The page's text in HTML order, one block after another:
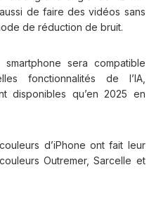
de faire des vidéos sans
de réduction de bruit.
sera compatible
fonctionnalités de l’IA,
disponibles qu’en 2025 en
d’iPhone ont fait leur
Outremer, Sarcelle et